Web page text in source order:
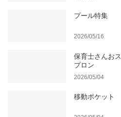
プール特集
2026/05/16
保育士さんお
プロン
2026/05/04
移動ポケット